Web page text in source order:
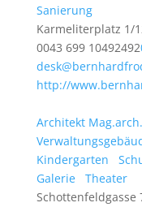
Sanierung
Karmeliterplatz 1/
0043 699 10492492
http://
Architekt
Kindergarten
Galerie
Theater
Schottenfeldgasse